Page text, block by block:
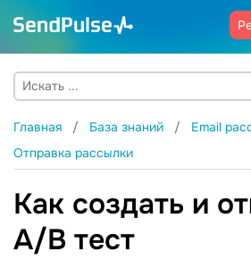
Главная База знаний
Email
Отправка рассылки
Как создать и
A/B тест